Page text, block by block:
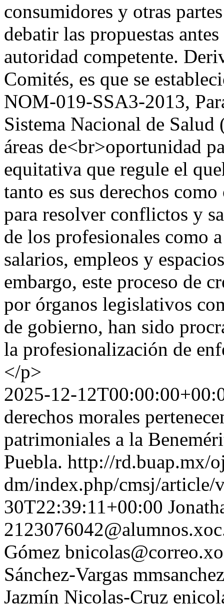
consumidores y otras
debatir las propuestas
autoridad competente.
Comités, es que se
NOM-019-SSA3-2013,
Sistema Nacional de
áreas de<br>oportunidad
equitativa que regule el
tanto es sus derechos
para resolver conflictos y
de los profesionales como
salarios, empleos y
embargo, este proceso de
por órganos legislativos
de gobierno, han sido
la profesionalización de
</p>
2025-12-
derechos morales
patrimoniales a la
Puebla. http://rd.buap.mx/
dm/index.php/cmsj/article/
30T22:39:11+00:00
Gómez
Sánchez-Vargas
Jazmín Nicolas-Cruz